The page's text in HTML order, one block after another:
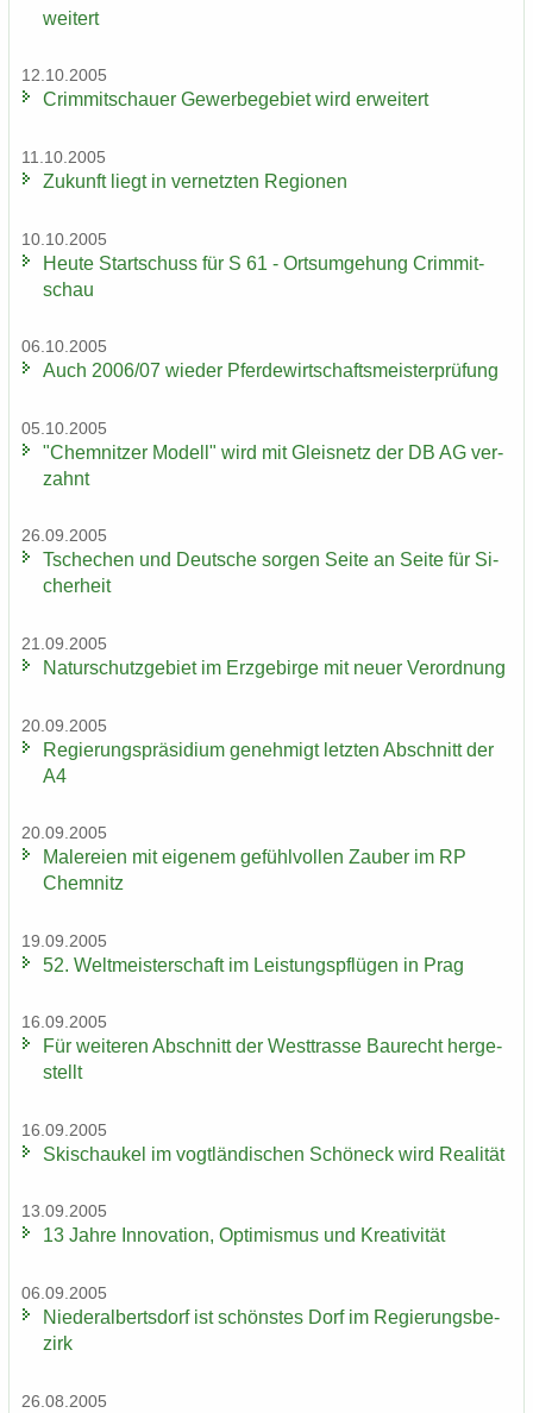
wei­tert
12.10.2005
Crim­mit­schau­er Ge­wer­be­ge­biet wird er­wei­tert
11.10.2005
Zu­kunft liegt in ver­netz­ten Re­gio­nen
10.10.2005
Heute Start­schuss für S 61 - Orts­um­ge­hung Crim­mit­
schau
06.10.2005
Auch 2006/07 wie­der Pfer­de­wirt­schafts­meis­ter­prü­fung
05.10.2005
"Chem­nit­zer Mo­dell" wird mit Gleis­netz der DB AG ver­
zahnt
26.09.2005
Tsche­chen und Deut­sche sor­gen Seite an Seite für Si­
cher­heit
21.09.2005
Na­tur­schutz­ge­biet im Erz­ge­bir­ge mit neuer Ver­ord­nung
20.09.2005
Re­gie­rungs­prä­si­di­um ge­neh­migt letz­ten Ab­schnitt der
A4
20.09.2005
Ma­le­rei­en mit ei­ge­nem ge­fühl­vol­len Zau­ber im RP
Chem­nitz
19.09.2005
52. Welt­meis­ter­schaft im Leis­tungs­pflü­gen in Prag
16.09.2005
Für wei­te­ren Ab­schnitt der West­tras­se Bau­recht her­ge­
stellt
16.09.2005
Ski­schau­kel im vogt­län­di­schen Schöneck wird Rea­li­tät
13.09.2005
13 Jahre In­no­va­ti­on, Op­ti­mis­mus und Krea­ti­vi­tät
06.09.2005
Nie­der­al­berts­dorf ist schöns­tes Dorf im Re­gie­rungs­be­
zirk
26.08.2005